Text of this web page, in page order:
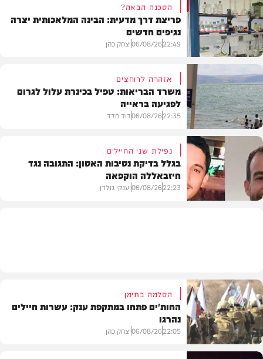
בריאות
הסכנה הבאה?
פריצת דרך מדעית: הבינה המלאכותית יצרה
נגיפים חדשים
22:49
06/08/26יצחק כהן
בארץ
אזהרה לרוחצים
משרד הבריאות: טפיל בכינרת עלול לגרום
לפגיעה בראייה
22:35
06/08/26דוד חדד
נפילת שני החיילים
בגלל בדיקת נסיבות האסון: התגובה נגד
חיזבאללה הוקפאה
22:23
06/08/26יענקי גולדן
הסלמה בתימן
החות'ים פתחו במתקפת ענק: עשרות חיילים
נהרגו
22:05
06/08/26יצחק כהן